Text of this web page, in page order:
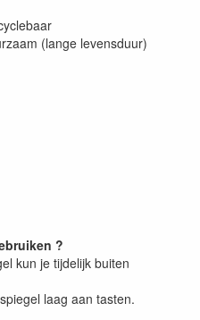
levensduur)
?
kun je tijdelijk buiten
laag aan tasten.